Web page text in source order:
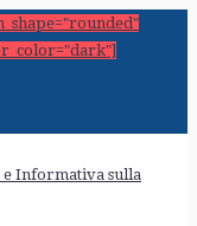
e Informativa sulla